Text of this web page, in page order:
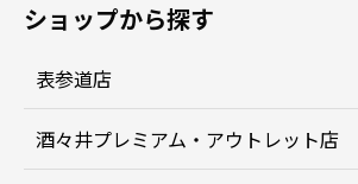
ショップから探す
表参道店
酒々井プレミアム・アウトレット店